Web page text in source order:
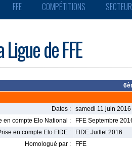
FFE COMPÉTITIONS
de FFE
Dates :
samedi 11 juin
en compte Elo National :
FFE Septembre
en compte Elo FIDE :
FIDE Juillet 2016
Homologué par :
FFE